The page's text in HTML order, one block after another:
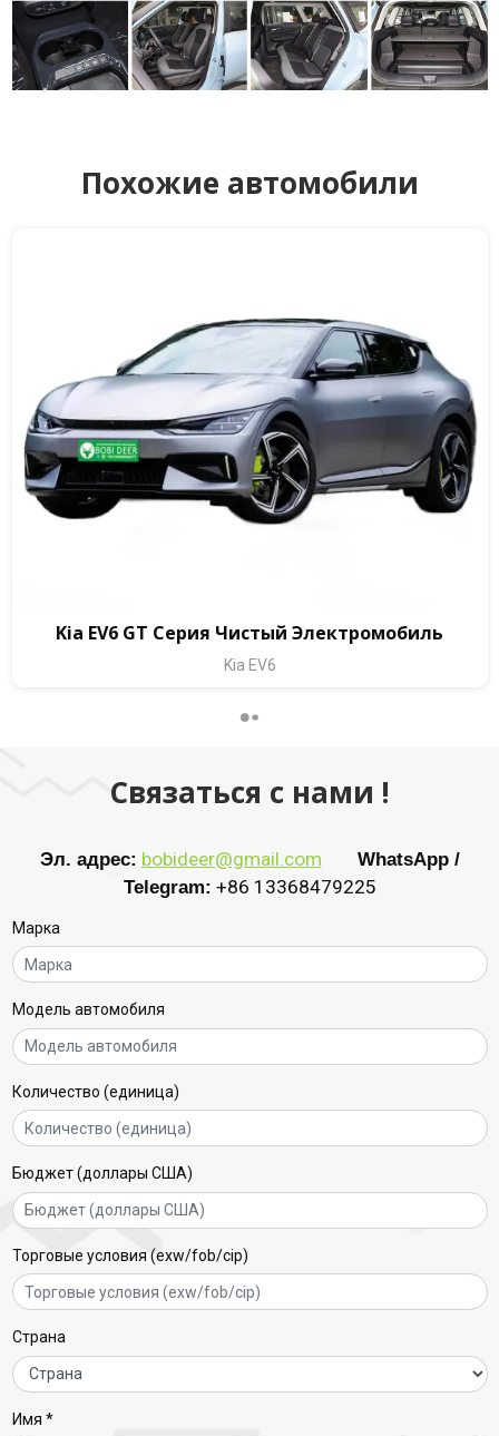
Похожие автомобили
Kia EV6 GT Серия Чистый Электромобиль
Kia EV6
Связаться с нами !
Эл. адрес: bobideer@gmail.com
WhatsApp /
Telegram: +86 13368479225
Марка
Модель автомобиля
Количество (единица)
Бюджет (доллары США)
Торговые условия (exw/fob/cip)
Страна
Имя *